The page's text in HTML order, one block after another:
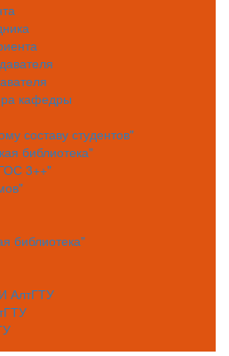
кафедры
составу студентов"
библиотека"
3++"
библиотека"
АлтГТУ